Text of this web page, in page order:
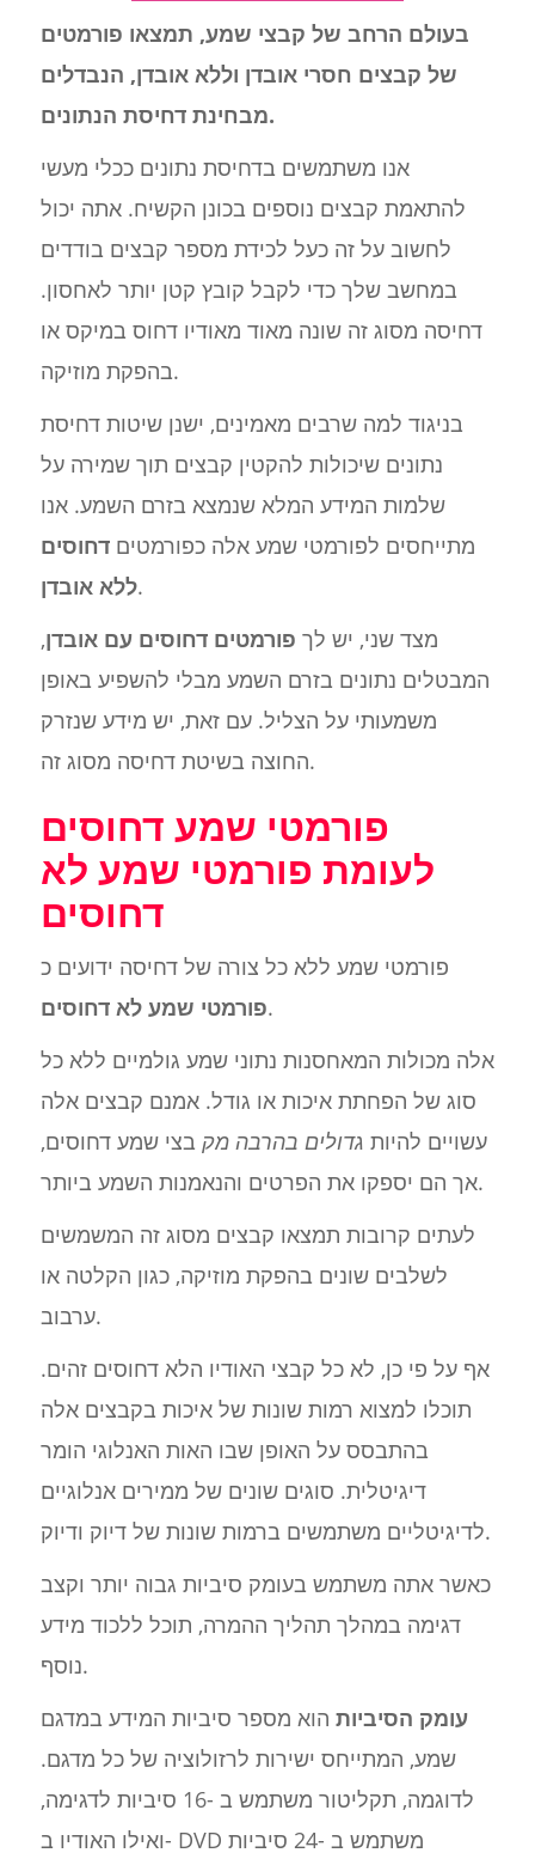
בעולם הרחב של קבצי שמע, תמצאו פורמטים
של קבצים חסרי אובדן וללא אובדן, הנבדלים
מבחינת דחיסת הנתונים.
אנו משתמשים בדחיסת נתונים ככלי מעשי
להתאמת קבצים נוספים בכונן הקשיח. אתה יכול
לחשוב על זה כעל לכידת מספר קבצים בודדים
במחשב שלך כדי לקבל קובץ קטן יותר לאחסון.
דחיסה מסוג זה שונה מאוד מאודיו דחוס במיקס או
בהפקת מוזיקה.
בניגוד למה שרבים מאמינים, ישנן שיטות דחיסת
נתונים שיכולות להקטין קבצים תוך שמירה על
שלמות המידע המלא שנמצא בזרם השמע. אנו
מתייחסים לפורמטי שמע אלה כפורמטיםדחוסים
ללא אובדן.
מצד שני, יש לך פורמטים דחוסים עם אובדן,
המבטלים נתונים בזרם השמע מבלי להשפיע באופן
משמעותי על הצליל. עם זאת, יש מידע שנזרק
החוצה בשיטת דחיסה מסוג זה.
פורמטי שמע דחוסים
לעומת פורמטי שמע לא
דחוסים
פורמטי שמע ללא כל צורה של דחיסה ידועים כ
פורמטי שמע לא דחוסים.
אלה מכולות המאחסנות נתוני שמע גולמיים ללא כל
סוג של הפחתת איכות או גודל. אמנם קבצים אלה
עשויים להיות גדולים בהרבה מק בצי שמע דחוסים,
אך הם יספקו את הפרטים והנאמנות השמע ביותר.
לעתים קרובות תמצאו קבצים מסוג זה המשמשים
לשלבים שונים בהפקת מוזיקה, כגון הקלטה או
ערבוב.
אף על פי כן, לא כל קבצי האודיו הלא דחוסים זהים.
תוכלו למצוא רמות שונות של איכות בקבצים אלה
בהתבסס על האופן שבו האות האנלוגי הומר
דיגיטלית. סוגים שונים של ממירים אנלוגיים
לדיגיטליים משתמשים ברמות שונות של דיוק ודיוק.
כאשר אתה משתמש בעומק סיביות גבוה יותר וקצב
דגימה במהלך תהליך ההמרה, תוכל ללכוד מידע
נוסף.
עומק הסיביות הוא מספר סיביות המידע במדגם
שמע, המתייחס ישירות לרזולוציה של כל מדגם.
לדוגמה, תקליטור משתמש ב -16 סיביות לדגימה,
ואילו האודיו ב- DVD משתמש ב -24 סיביות